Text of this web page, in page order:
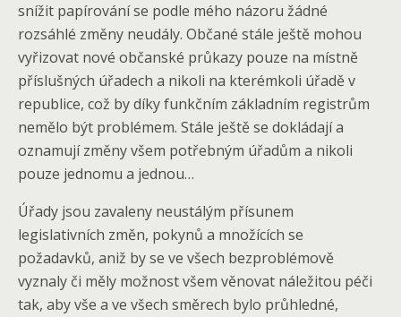
snížit papírování se podle mého názoru žádné
rozsáhlé změny neudály. Občané stále ještě mohou
vyřizovat nové občanské průkazy pouze na místně
příslušných úřadech a nikoli na kterémkoli úřadě v
republice, což by díky funkčním základním registrům
nemělo být problémem. Stále ještě se dokládají a
oznamují změny všem potřebným úřadům a nikoli
pouze jednomu a jednou…
Úřady jsou zavaleny neustálým přísunem
legislativních změn, pokynů a množících se
požadavků, aniž by se ve všech bezproblémově
vyznaly či měly možnost všem věnovat náležitou péči
tak, aby vše a ve všech směrech bylo průhledné,